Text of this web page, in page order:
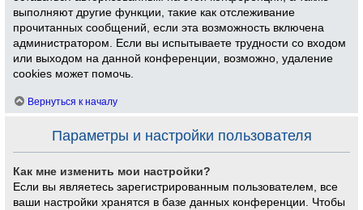
выполняют другие функции, такие как отслеживание
прочитанных сообщений, если эта возможность включена
администратором. Если вы испытываете трудности со входом
или выходом на данной конференции, возможно, удаление
cookies может помочь.
Вернуться к началу
Параметры и настройки пользователя
Как мне изменить мои настройки?
Если вы являетесь зарегистрированным пользователем, все
ваши настройки хранятся в базе данных конференции. Чтобы